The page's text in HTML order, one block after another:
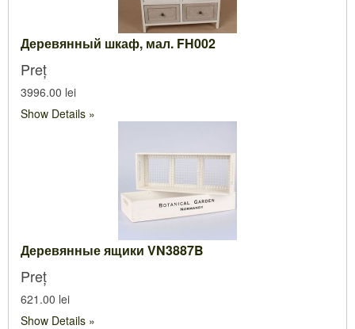
Деревянный шкаф, мал. FH002
Preț
3996.00 lei
Show Details
Деревянные ящики VN3887B
Preț
621.00 lei
Show Details